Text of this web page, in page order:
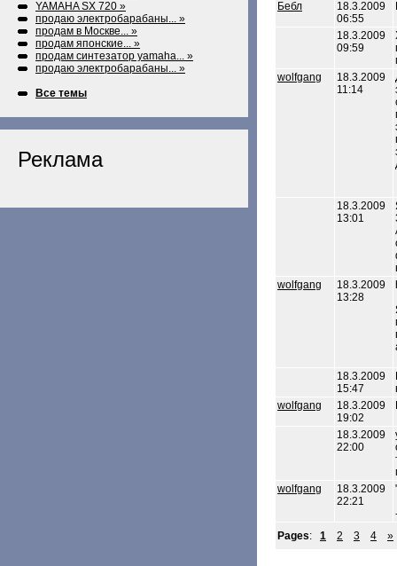
YAMAHA SX 720 »
продаю электробарабаны... »
продам в Москве... »
продам японские... »
продам синтезатор yamaha... »
продаю электробарабаны... »
Все темы
Реклама
Бебл
18.3.2009
06:55
18.3.2009
09:59
wolfgang
18.3.2009
11:14
18.3.2009
13:01
wolfgang
18.3.2009
13:28
18.3.2009
15:47
wolfgang
18.3.2009
19:02
18.3.2009
22:00
wolfgang
18.3.2009
22:21
Pages: 1 2 3 4 »